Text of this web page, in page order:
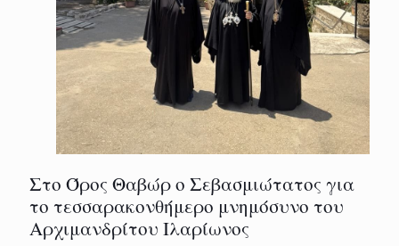
Στο Όρος Θαβώρ ο Σεβασμιώτατος για
το τεσσαρακονθήμερο μνημόσυνο του
Αρχιμανδρίτου Ιλαρίωνος